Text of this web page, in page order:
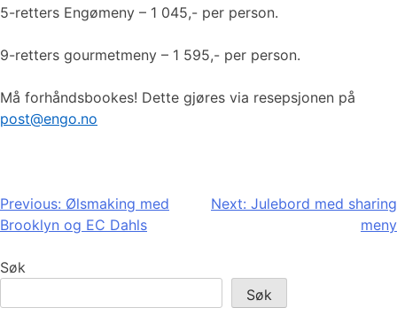
5-retters Engømeny – 1 045,- per person.
9-retters gourmetmeny – 1 595,- per person.
Må forhåndsbookes! Dette gjøres via resepsjonen på
post@engo.no
Innleggsnavigasjon
Previous: Ølsmaking med
Brooklyn og EC Dahls
Next: Julebord med sharing
meny
Søk
Søk